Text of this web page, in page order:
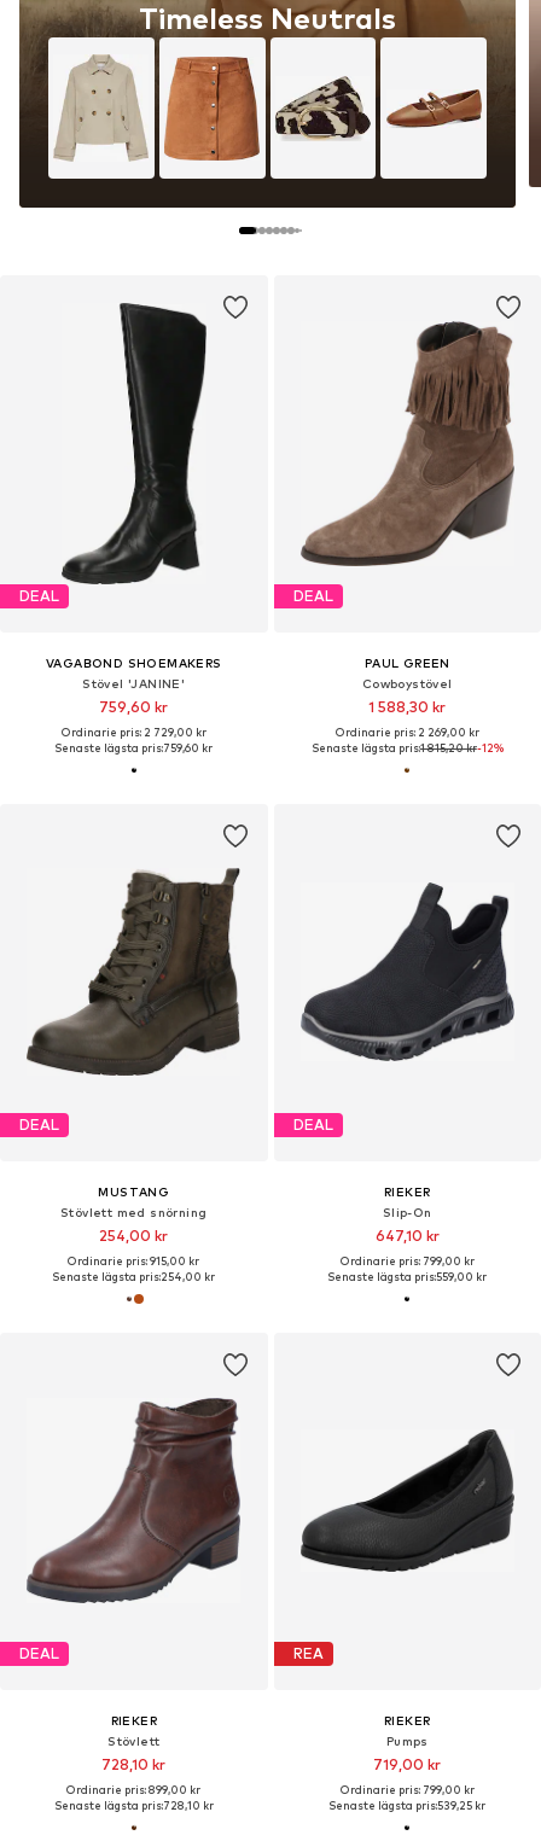
DEAL
VAGABOND SHOEMAKERS
Stövel 'JANINE'
759,60 kr
Ordinarie pris: 2 729,00 kr
Senaste lägsta pris:759,60 kr
Timeless Neutrals
DEAL
PAUL GREEN
Cowboystövel
1 588,30 kr
Ordinarie pris: 2 269,00 kr
Senaste lägsta pris:1 815,20 kr-12%
DEAL
MUSTANG
Stövlett med snörning
254,00 kr
Ordinarie pris: 915,00 kr
Senaste lägsta pris:254,00 kr
DEAL
RIEKER
Slip-On
647,10 kr
Ordinarie pris: 799,00 kr
Senaste lägsta pris:559,00 kr
DEAL
RIEKER
Stövlett
728,10 kr
Ordinarie pris: 899,00 kr
Senaste lägsta pris:728,10 kr
REA
RIEKER
Pumps
719,00 kr
Ordinarie pris: 799,00 kr
Senaste lägsta pris:539,25 kr